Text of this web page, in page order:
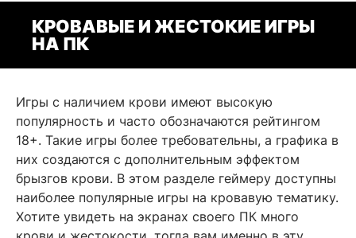
КРОВАВЫЕ И ЖЕСТОКИЕ ИГРЫ
НА ПК
Игры с наличием крови имеют высокую
популярность и часто обозначаются рейтингом
18+. Такие игры более требовательны, а графика в
них создаются с дополнительным эффектом
брызгов крови. В этом разделе геймеру доступны
наиболее популярные игры на кровавую тематику.
Хотите увидеть на экранах своего ПК много